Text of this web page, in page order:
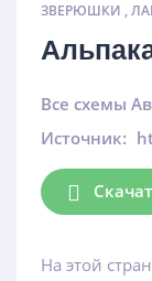
ЗВЕРЮШКИ ,
Все схемы
Источник:
На этой